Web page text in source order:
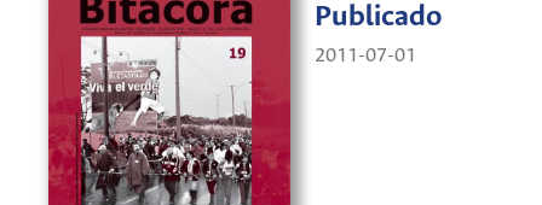
Publicado
2011-07-01